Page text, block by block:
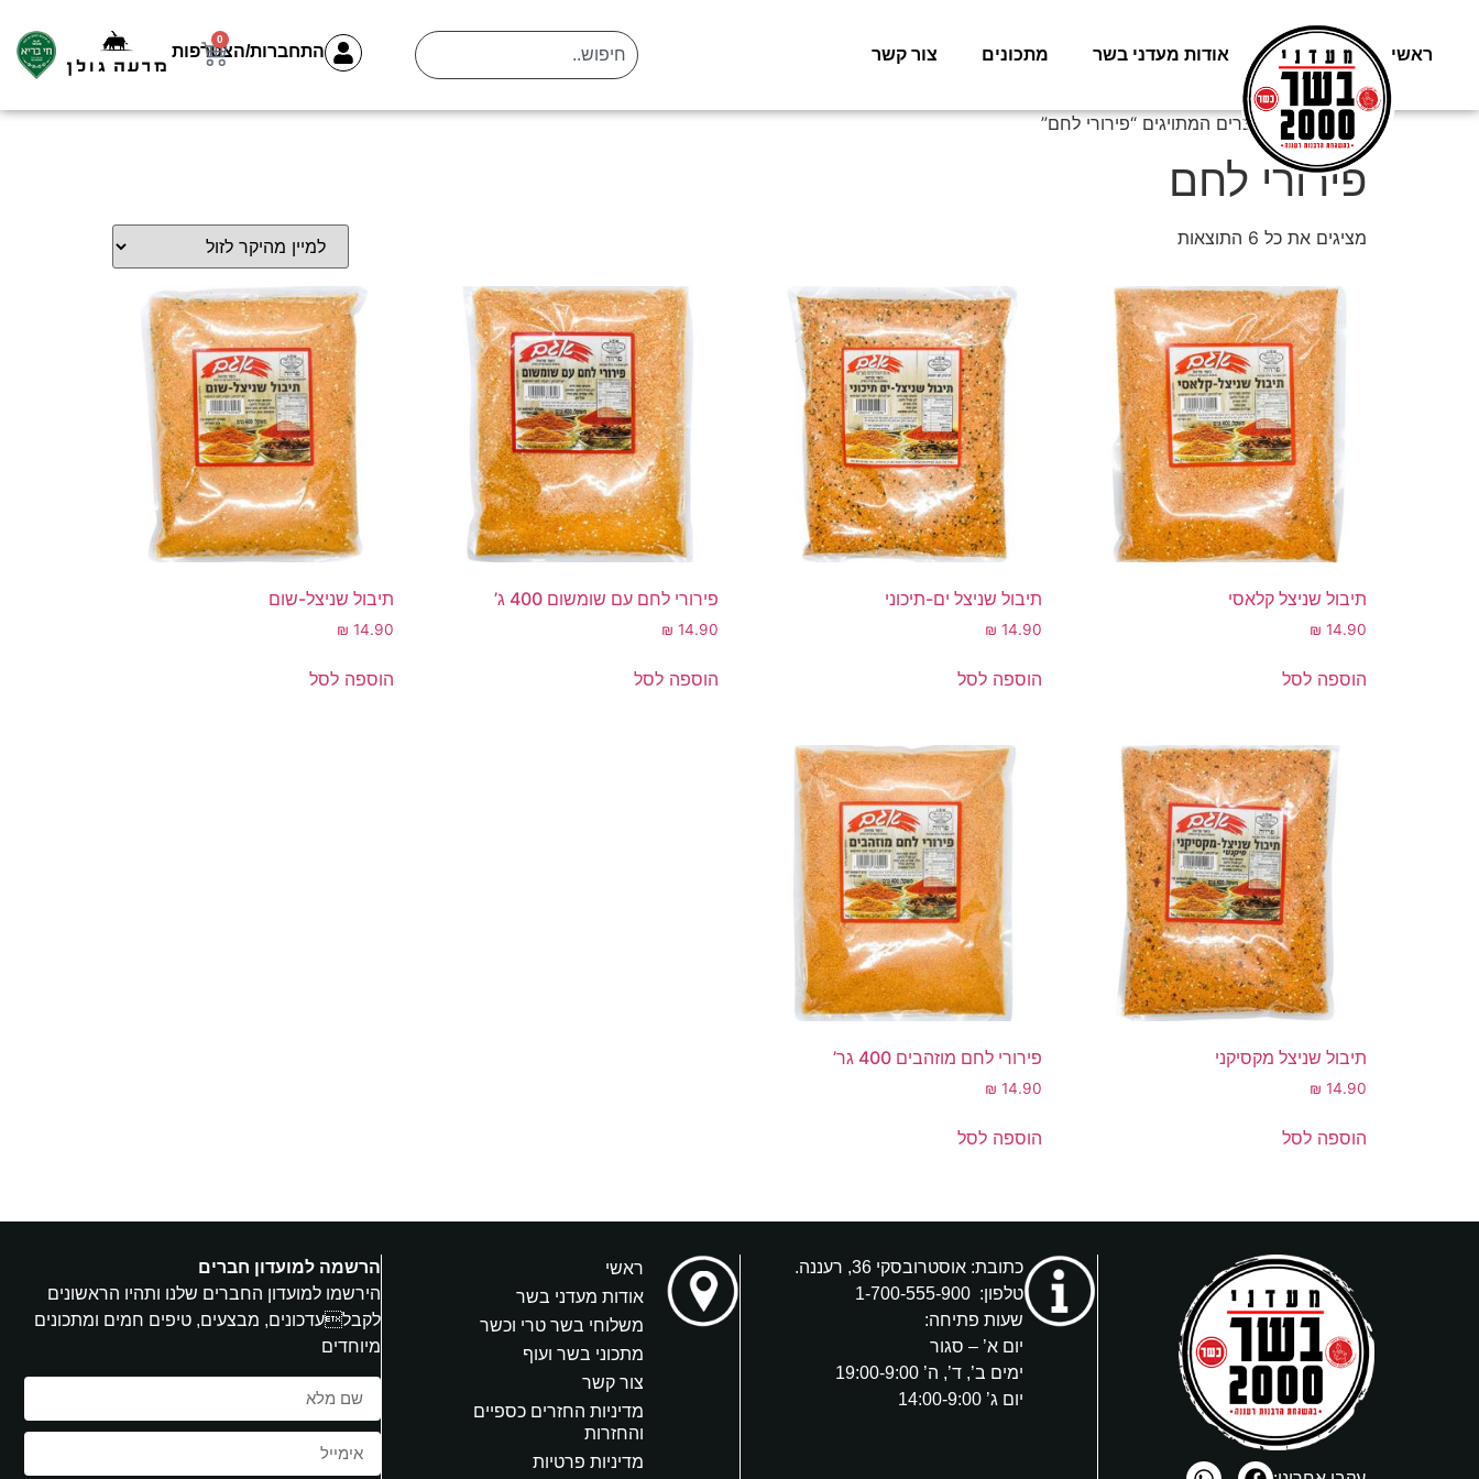
ראשי משלוחים אודות מעדני בשר מתכונים צור קשר התחברות/הצטרפות
0
עמוד הבית/ מוצרים המתויגים “פירורי לחם”
פירורי לחם
מציגים את כל ⁦6⁩ התוצאות
תיבול שניצל קלאסי
14.90
₪
הוספה לסל
תיבול שניצל ים-תיכוני
14.90
₪
הוספה לסל
פירורי לחם עם שומשום 400 ג’
14.90
₪
הוספה לסל
תיבול שניצל-שום
14.90
₪
הוספה לסל
תיבול שניצל מקסיקני
14.90
₪
הוספה לסל
פירורי לחם מוזהבים 400 גר’
14.90
₪
הוספה לסל
כתובת: אוסטרובסקי 36, רעננה.
טלפון:1-700-555-900
שעות פתיחה:
יום א’ – סגור
ימים ב’, ד’, ה’ 19:00-9:00
יום ג’ 14:00-9:00
ראשי
אודות מעדני בשר
משלוחי בשר טרי וכשר
מתכוני בשר ועוף
צור קשר
מדיניות החזרים כספיים
והחזרות
מדיניות פרטיות
הרשמה למועדון חברים
הירשמו למועדון החברים שלנו ותהיו הראשונים
לקבלעדכונים, מבצעים, טיפים חמים ומתכונים
מיוחדים